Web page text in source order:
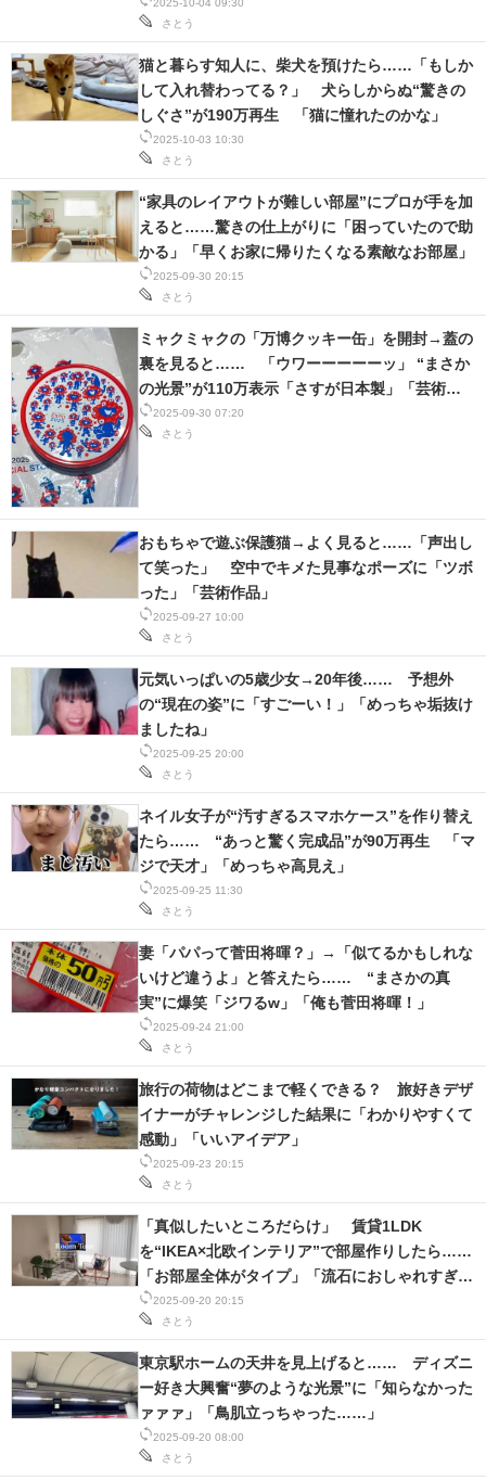
2025-10-04 09:30
さとう
2025-10-03 10:30
さとう
猫と暮らす知人に、柴犬を預けたら……「もしか
して入れ替わってる？」 犬らしからぬ“驚きの
しぐさ”が190万再生 「猫に憧れたのかな」
2025-09-30 20:15
さとう
“家具のレイアウトが難しい部屋”にプロが手を加
えると……驚きの仕上がりに「困っていたので助
かる」「早くお家に帰りたくなる素敵なお部屋」
2025-09-30 07:20
さとう
ミャクミャクの「万博クッキー缶」を開封→蓋の
裏を見ると…… 「ウワーーーーーッ」 “まさか
の光景”が110万表示「さすが日本製」「芸術作
品」
2025-09-27 10:00
さとう
おもちゃで遊ぶ保護猫→よく見ると……「声出し
て笑った」 空中でキメた見事なポーズに「ツボ
った」「芸術作品」
2025-09-25 20:00
さとう
元気いっぱいの5歳少女→20年後…… 予想外
の“現在の姿”に「すごーい！」「めっちゃ垢抜け
ましたね」
2025-09-25 11:30
さとう
ネイル女子が“汚すぎるスマホケース”を作り替え
たら…… “あっと驚く完成品”が90万再生 「マ
ジで天才」「めっちゃ高見え」
2025-09-24 21:00
さとう
妻「パパって菅田将暉？」→「似てるかもしれな
いけど違うよ」と答えたら…… “まさかの真
実”に爆笑「ジワるw」「俺も菅田将暉！」
2025-09-23 20:15
さとう
旅行の荷物はどこまで軽くできる？ 旅好きデザ
イナーがチャレンジした結果に「わかりやすくて
感動」「いいアイデア」
2025-09-20 20:15
さとう
「真似したいところだらけ」 賃貸1LDK
を“IKEA×北欧インテリア”で部屋作りしたら……
「お部屋全体がタイプ」「流石におしゃれすぎ
る」
2025-09-20 08:00
さとう
東京駅ホームの天井を見上げると…… ディズニ
ー好き大興奮“夢のような光景”に「知らなかった
ァァァ」「鳥肌立っちゃった……」